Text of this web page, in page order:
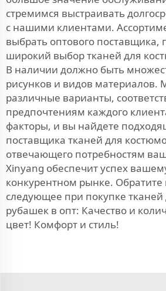
стремимся выстраивать
с нашими клиентами.
выбрать оптового поставщика,
широкий выбор тканей для
В наличии должно быть
рисунков и видов материалов.
различные варианты,
предпочтениям каждого
факторы, и вы найдете
поставщика тканей для
отвечающего потребностям
Xinyang обеспечит успех
конкурентном рынке.
следующее при покупке
рубашек в опт: Качество и
цвет! Комфорт и стиль!